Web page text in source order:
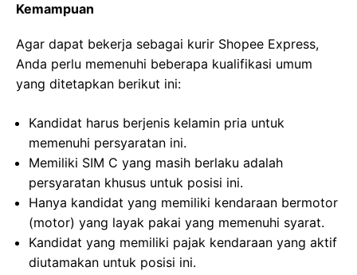
Kemampuan
Agar dapat bekerja sebagai kurir Shopee Express,
Anda perlu memenuhi beberapa kualifikasi umum
yang ditetapkan berikut ini:
Kandidat harus berjenis kelamin pria untuk
memenuhi persyaratan ini.
Memiliki SIM C yang masih berlaku adalah
persyaratan khusus untuk posisi ini.
Hanya kandidat yang memiliki kendaraan bermotor
(motor) yang layak pakai yang memenuhi syarat.
Kandidat yang memiliki pajak kendaraan yang aktif
diutamakan untuk posisi ini.